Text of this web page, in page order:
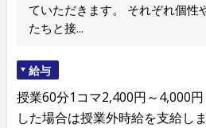
ていただきます。 それぞれ個性
たちと接...
給与
授業60分1コマ2,400円～4,000
した場合は授業外時給を支給し